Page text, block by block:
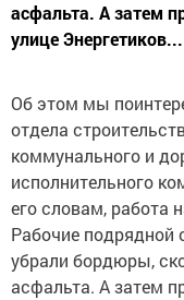
асфальта. А затем
улице Энергетиков...
Об этом мы
отдела
коммунального и
исполнительного
его словам, работа
Рабочие подрядной
убрали бордюры,
асфальта. А затем